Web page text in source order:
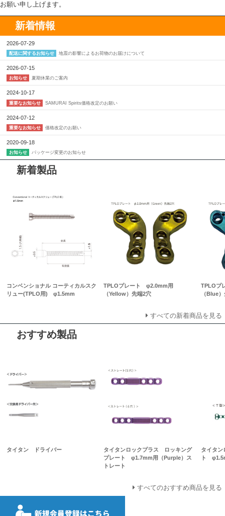
お願い申し上げます。
新着情報
2026-07-29
配送に関するお知らせ 地震の影響によるお荷物のお届けについて
2026-07-15
お知らせ 夏期休業のご案内
2024-10-17
重要なお知らせ SAMURAI Spirits価格改定のお願い
2024-07-12
重要なお知らせ 価格改定のお願い
2020-09-18
お知らせ パッケージ変更のお知らせ
新着製品
コンベンショナル コーティカルスク
リュー(TPLO用) φ1.5mm
TPLOプレート φ2.0mm用
（Yellow）先端2穴
TPLOプ
（Blue
すべての新着商品を見る
おすすめ製品
タイタン ドライバー
タイタンロックプラス ロッキング
プレート φ1.7mm用（Purple）ス
トレート
タイタ
ト
すべてのおすすめ商品を見る